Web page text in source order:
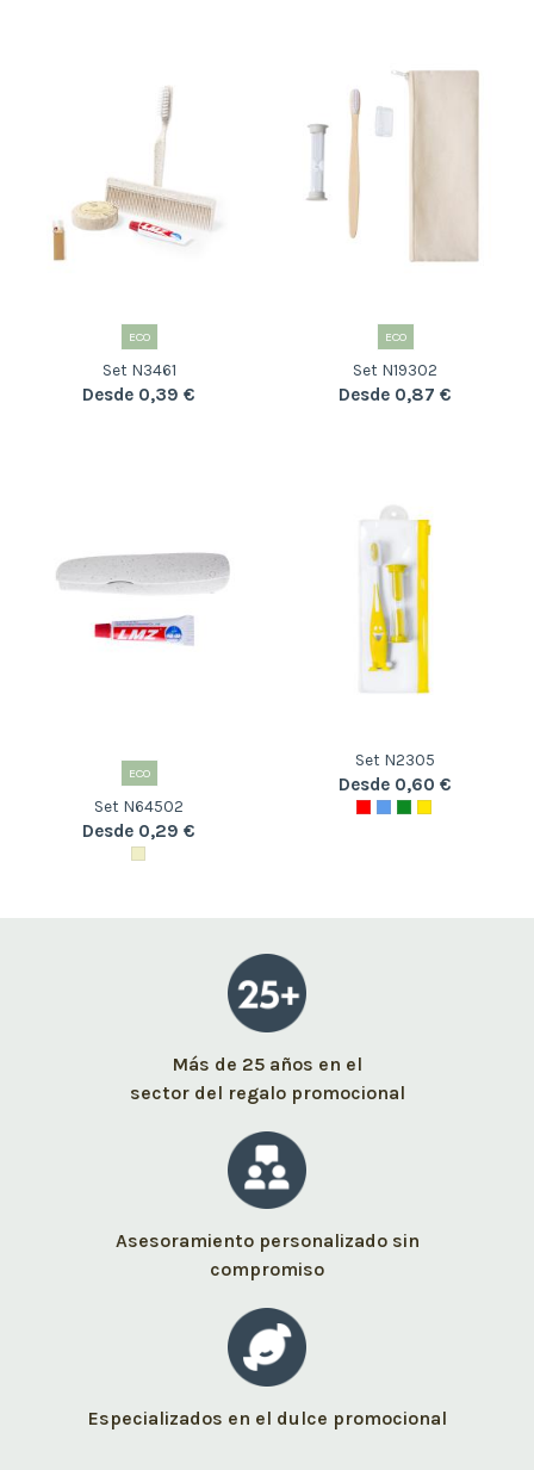
ECO
Set N3461
Desde 0,39 €
ECO
Set N19302
Desde 0,87 €
ECO
Set N64502
Desde 0,29 €
Set N2305
Desde 0,60 €
Más de 25 años en el
sector del regalo promocional
Asesoramiento personalizado sin
compromiso
Especializados en el dulce promocional